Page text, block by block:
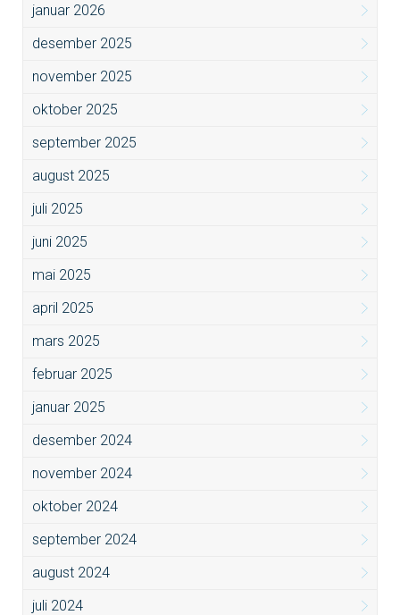
januar 2026
desember 2025
november 2025
oktober 2025
september 2025
august 2025
juli 2025
juni 2025
mai 2025
april 2025
mars 2025
februar 2025
januar 2025
desember 2024
november 2024
oktober 2024
september 2024
august 2024
juli 2024